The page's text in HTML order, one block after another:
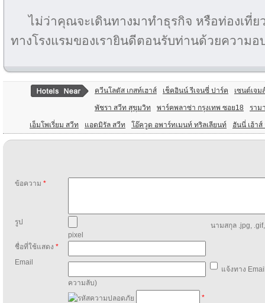
ไม่ว่าคุณจะเดินทางมาทำธุรกิจ หรือท่องเที่ย
ทางโรงแรมของเรายินดีตอนรับท่านด้วยความ
ควีนโลตัส เกสท์เฮาส์ เช็คอินน์ รีเจนซี่ ปาร์ค เซนต์เจม
พัชรา สวีท สุขุมวิท พาร์คพลาซ่า กรุงเทพ ซอย18 ราม
เอ็มโพเรี่ยม สวีท แอดมิรัล สวีท โอ๊ควูด อพาร์ทเมนท์ ทริลเลียนท์ ฮันนี่ เฮ้า
ข้อความ *
รูป
นามสกุล .jpg,
pixel
ชื่อที่ใช้แสดง *
Email
แจ้งทาง
ความลับ)
*